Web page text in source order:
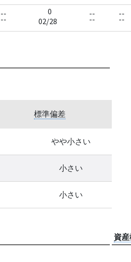
--
--
0
02/28
--
--
--
--
標準偏差
やや小さい
小さい
小さい
資